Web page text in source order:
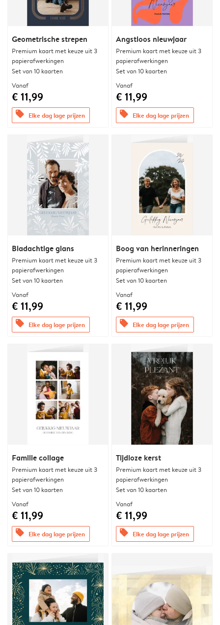
Geometrische strepen
Premium kaart met keuze uit 3
papierafwerkingen
Set van 10 kaarten
Vanaf
€ 11,99
offers Elke dag lage prijzen
Angstloos nieuwjaar
Premium kaart met keuze uit 3
papierafwerkingen
Set van 10 kaarten
Vanaf
€ 11,99
offers Elke dag lage prijzen
Bladachtige glans
Premium kaart met keuze uit 3
papierafwerkingen
Set van 10 kaarten
Vanaf
€ 11,99
offers Elke dag lage prijzen
Boog van herinneringen
Premium kaart met keuze uit 3
papierafwerkingen
Set van 10 kaarten
Vanaf
€ 11,99
offers Elke dag lage prijzen
Familie collage
Premium kaart met keuze uit 3
papierafwerkingen
Set van 10 kaarten
Vanaf
€ 11,99
offers Elke dag lage prijzen
Tijdloze kerst
Premium kaart met keuze uit 3
papierafwerkingen
Set van 10 kaarten
Vanaf
€ 11,99
offers Elke dag lage prijzen